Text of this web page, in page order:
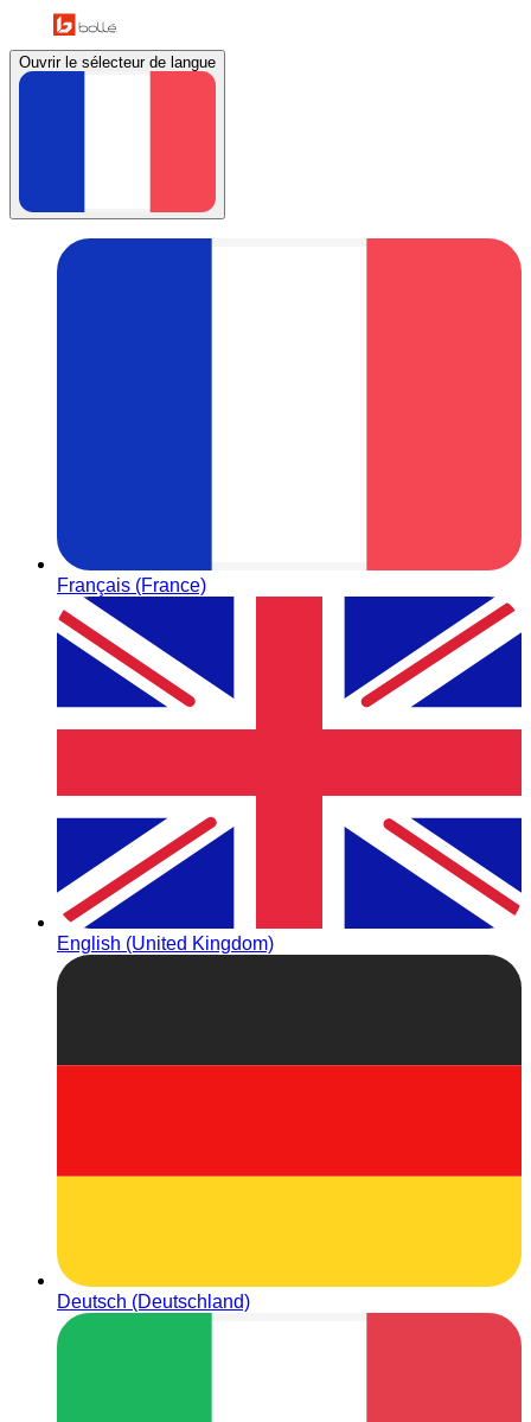
Ouvrir le sélecteur de langue
Français (France)
English (United Kingdom)
Deutsch (Deutschland)